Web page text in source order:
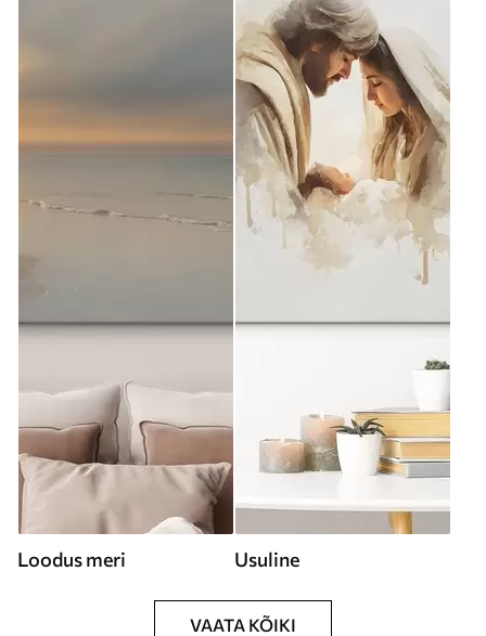
Loodus meri Usuline
VAATA KÕIKI